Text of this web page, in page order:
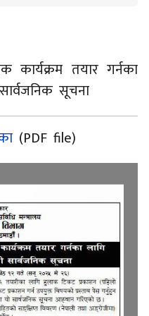
तयार गर्नका
सूचना
(PDF file)